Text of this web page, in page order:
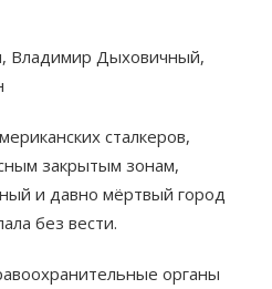
Владимир Дыховичный,
сталкеров,
закрытым зонам,
и давно мёртвый город
без вести.
органы